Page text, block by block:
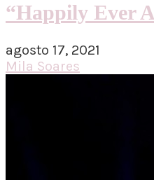
“Happily Ever
agosto 17, 2021
Mila Soares